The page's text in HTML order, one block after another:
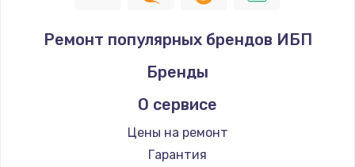
Ремонт популярных брендов ИБП
Бренды
О сервисе
Цены на ремонт
Гарантия